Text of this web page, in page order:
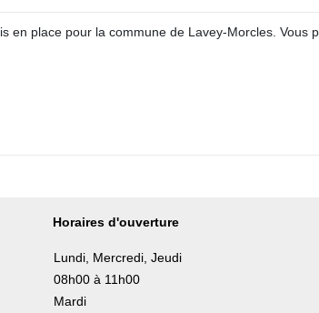
en place pour la commune de Lavey-Morcles. Vous
Horaires d'ouverture
Lundi, Mercredi, Jeudi
08h00 à 11h00
Mardi